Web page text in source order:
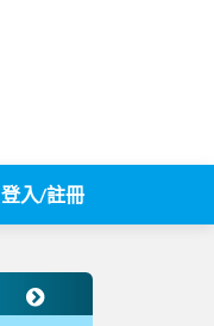
登入/註冊